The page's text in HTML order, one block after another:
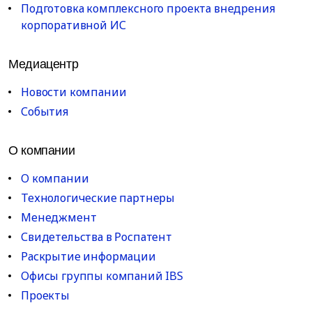
Подготовка комплексного проекта внедрения
корпоративной ИС
Медиацентр
Новости компании
События
О компании
О компании
Технологические партнеры
Менеджмент
Свидетельства в Роспатент
Раскрытие информации
Офисы группы компаний IBS
Проекты